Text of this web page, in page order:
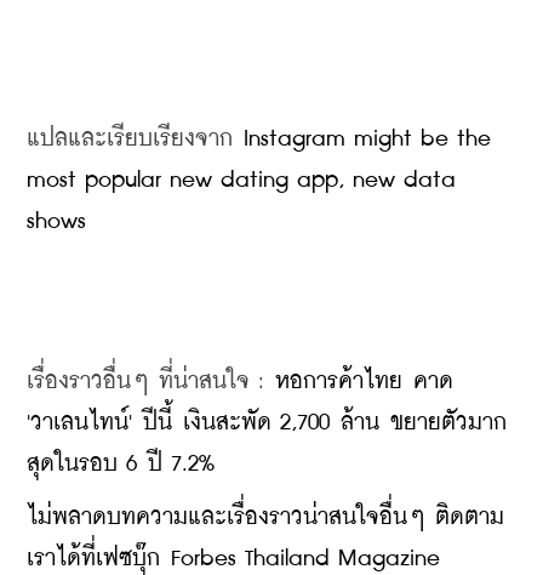
แปลและเรียบเรียงจาก
Instagram might be the
most popular new dating app, new data
shows
เรื่องราวอื่นๆ ที่น่าสนใจ : หอการค้าไทย คาด
'วาเลนไทน์' ปีนี้ เงินสะพัด 2,700 ล้าน ขยายตัวมาก
สุดในรอบ 6 ปี 7.2%
ไม่พลาดบทความและเรื่องราวน่าสนใจอื่นๆ ติดตาม
เราได้ที่เฟซบุ๊ก Forbes Thailand Magazine